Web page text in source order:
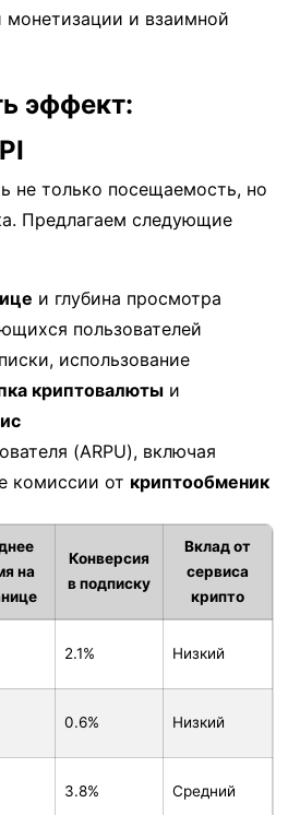
монетизации и взаимной
эффект:
не только посещаемость, но
Предлагаем следующие
и глубина просмотра
пользователей
использование
криптовалюты и
(ARPU), включая
комиссии от криптообменик
на
Конверсия
в подписку
Вклад от
сервиса
крипто
2.1% Низкий
0.6% Низкий
3.8% Средний